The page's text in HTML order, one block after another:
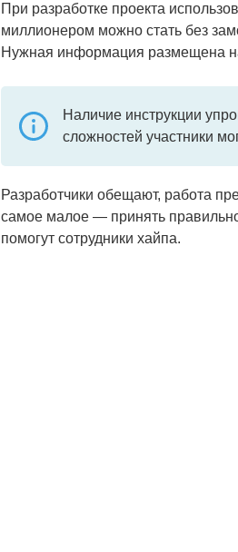
При разработке проекта
миллионером можно стать без
Нужная информация размещена
Наличие инструкции
сложностей участники
Разработчики обещают, работа
самое малое — принять
помогут сотрудники хайпа.